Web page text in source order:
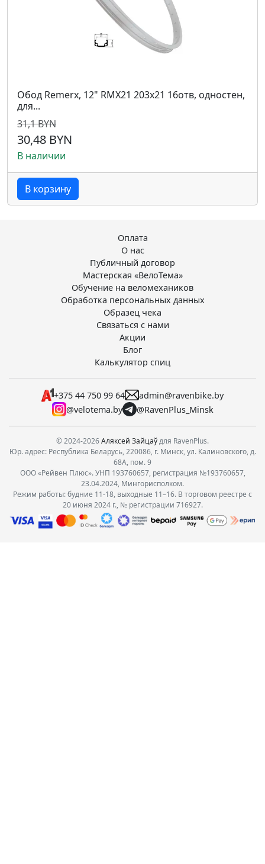
Обод Remerx, 12" RMX21 203x21 16отв, одностен,
для...
31,1 BYN
30,48 BYN
В наличии
В корзину
Оплата
О нас
Публичный договор
Мастерская «ВелоТема»
Обучение на веломехаников
Обработка персональных данных
Образец чека
Связаться с нами
Акции
Блог
Калькулятор спиц
+375 44 750 99 64
admin@ravenbike.by
@velotema.by
@RavenPlus_Minsk
© 2024-2026Аляксей Зайцаўдля RavenPlus.
Юр. адрес: Республика Беларусь, 220086, г. Минск, ул. Калиновского, д.
68А, пом. 9
ООО «Рейвен Плюс». УНП 193760657, регистрация №193760657,
23.04.2024, Мингорисполком.
Режим работы: будние 11-18, выходные 11–16. В торговом реестре с
20 июня 2024 г., № регистрации 716927.